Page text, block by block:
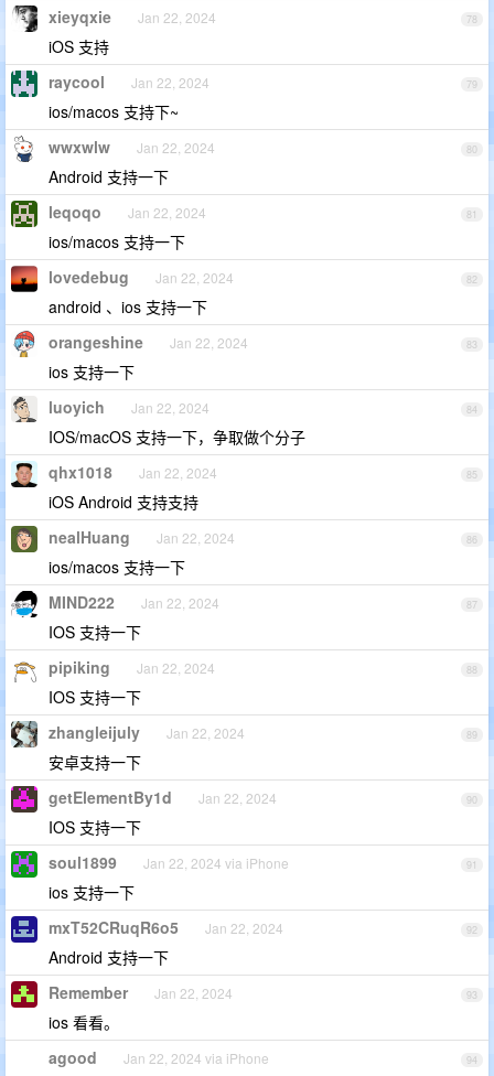
78
xieyqxie Jan 22, 2024
iOS 支持
79
raycool Jan 22, 2024
ios/macos 支持下~
80
wwxwlw Jan 22, 2024
Android 支持一下
81
leqoqo Jan 22, 2024
ios/macos 支持一下
82
lovedebug Jan 22, 2024
android 、ios 支持一下
83
orangeshine Jan 22, 2024
ios 支持一下
84
luoyich Jan 22, 2024
IOS/macOS 支持一下，争取做个分子
85
qhx1018 Jan 22, 2024
iOS Android 支持支持
86
nealHuang Jan 22, 2024
ios/macos 支持一下
87
MIND222 Jan 22, 2024
IOS 支持一下
88
pipiking Jan 22, 2024
IOS 支持一下
89
zhangleijuly Jan 22, 2024
安卓支持一下
90
getElementBy1d Jan 22, 2024
IOS 支持一下
91
soul1899 Jan 22, 2024 via iPhone
ios 支持一下
92
mxT52CRuqR6o5 Jan 22, 2024
Android 支持一下
93
Remember Jan 22, 2024
ios 看看。
94
agood Jan 22, 2024 via iPhone